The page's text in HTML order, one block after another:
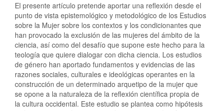
El presente artículo pretende aportar una reflexión desde el
punto de vista epistemológico y metodológico de los Estudios
sobre la Mujer sobre los contextos y los condicionantes que
han provocado la exclusión de las mujeres del ámbito de la
ciencia, así como del desafío que supone este hecho para la
teología que quiere dialogar con dicha ciencia. Los estudios
de género han aportado fundamentos y evidencias de las
razones sociales, culturales e ideológicas operantes en la
construcción de un determinado arquetipo de la mujer que
se opone a la naturaleza de la reflexión científica propia de
la cultura occidental. Este estudio se plantea como hipótesis